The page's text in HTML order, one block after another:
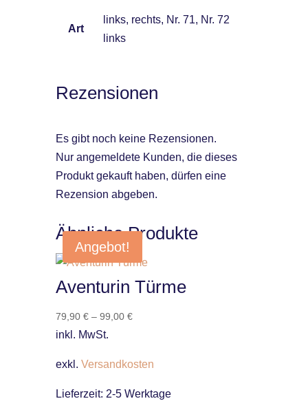
Art
links, rechts, Nr. 71, Nr. 72
links
Rezensionen
Es gibt noch keine Rezensionen.
Nur angemeldete Kunden, die dieses
Produkt gekauft haben, dürfen eine
Rezension abgeben.
Ähnliche Produkte
Aventurin Türme
79,90 €– 99,00 €
inkl. MwSt.
exkl. Versandkosten
Lieferzeit: 2-5 Werktage
Angebot!